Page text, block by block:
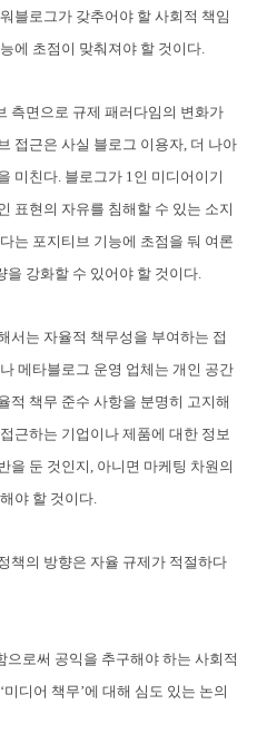
블로그가 갖추어야 할 사회적 책임
에 초점이 맞춰져야 할 것이다.
측면으로 규제 패러다임의 변화가
접근은 사실 블로그 이용자, 더 나아
미친다. 블로그가 1인 미디어이기
표현의 자유를 침해할 수 있는 소지
는 포지티브 기능에 초점을 둬 여론
을 강화할 수 있어야 할 것이다.
서는 자율적 책무성을 부여하는 접
메타블로그 운영 업체는 개인 공간
적 책무 준수 사항을 분명히 고지해
근하는 기업이나 제품에 대한 정보
을 둔 것인지, 아니면 마케팅 차원의
야 할 것이다.
책의 방향은 자율 규제가 적절하다
로써 공익을 추구해야 하는 사회적
디어 책무’에 대해 심도 있는 논의